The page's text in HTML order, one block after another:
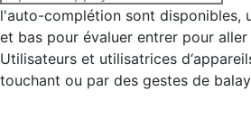
:l'auto-complétion sont disponibles,
et bas pour évaluer entrer pour
Utilisateurs et utilisatrices
touchant ou par des gestes de